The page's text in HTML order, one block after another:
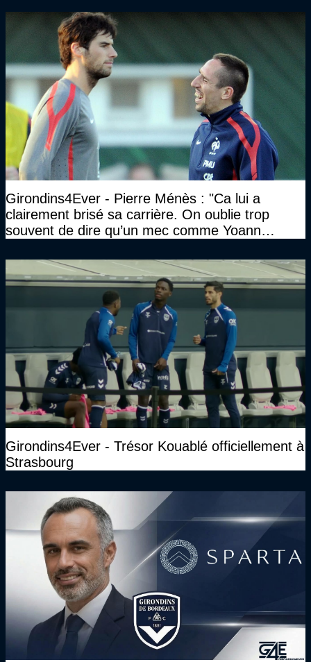
Girondins4Ever - Pierre Ménès : "Ca lui a
clairement brisé sa carrière. On oublie trop
souvent de dire qu’un mec comme Yoann
Girondins4Ever - Trésor Kouablé officiellement à
Strasbourg